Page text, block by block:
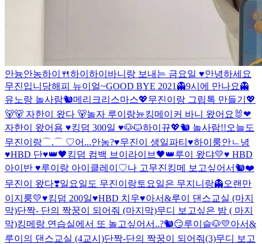
안늉안농하이🍴하이 하이 바니랑 보내는 금요일 ♥안녕하세요
무진입니당해피 뉴이얼~GOOD BYE 2021 👻9시에 만나요👻
유노랑 놀사람🐿메리크리스마스💖무진이랑 그립톡 만들기💖
🐻🐻 자한이 왔다 🐻놀자 루이랑뉸킹메이커 바니 왔어요🐰❤
자한이 왔어욤 ♥킹덤 300일 ♥🐶🐱하이 뀨💖🐿 놀사람!!오늘도
무진이랑⌒.⌒ ♡어...안농?♥무진이 생일파티♥하이룽안ㄴ녕
♥HBD 단♥👑🖤킹덤 컴백 브이라이브🖤👑루이 왔댜💛♥ HBD
아이반 ♥루이랑 아이클레이♡나 고무진킹메 보고싶어서🐿❤
무진이 왔다❣일요일도 무진이랑토요일은 무지니랑👻오랜만
이지룽💛♥킹덤 200일♥HBD 치우♥아서&루이 댄스교실 (마지
막)단짝- 단의 짝꿍이 되어줘 (마지막)무디 보고싶은 밤 ( 마지
막)킹메랑 연습실에서 또 놀고싶어서..?🐿😏루이슬🐶💛아서&
루이의 댄스교실 (4교시)단짝-단의 짝꿍이 되어줘(3)무디 보고